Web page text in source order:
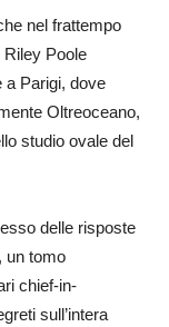
nel frattempo
Riley Poole
a Parigi, dove
Oltreoceano,
studio ovale del
delle risposte
un tomo
chief-in-
sull’intera